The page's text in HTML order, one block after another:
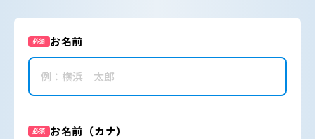
必須 お名前
必須 お名前（カナ）